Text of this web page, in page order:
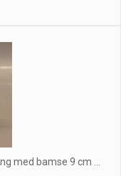
med bamse 9 cm ...